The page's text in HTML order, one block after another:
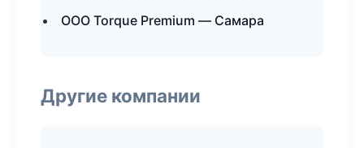
ООО Torque Premium — Самара
Другие компании